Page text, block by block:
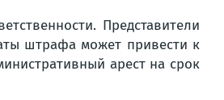
Представители
штрафа может привести к
арест на срок